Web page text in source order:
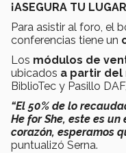
¡ASEGURA TU
Para asistir al foro, el
conferencias tiene un
Los módulos de
ubicados a partir
BiblioTec y Pasillo
“El 50% de lo
He for She, este es
corazón, esperamos
puntualizó Serna.